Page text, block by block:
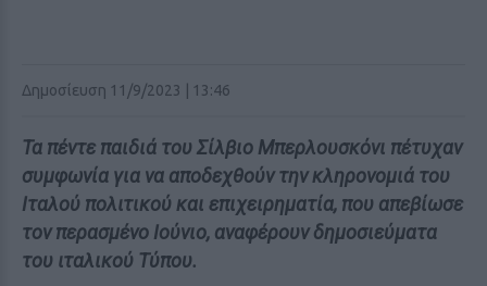
Δημοσίευση 11/9/2023 | 13:46
Τα πέντε παιδιά του Σίλβιο Μπερλουσκόνι πέτυχαν
συμφωνία για να αποδεχθούν την κληρονομιά του
Ιταλού πολιτικού και επιχειρηματία, που απεβίωσε
τον περασμένο Ιούνιο, αναφέρουν δημοσιεύματα
του ιταλικού Τύπου.